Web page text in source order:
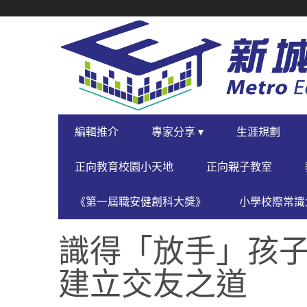
NAVIGATION
PRIMARY
NAVIGATION
編輯推介 專家分享 ▾ 生涯規劃
正向教育校園小天地 正向親子教室
《第一屆職安健創科大獎》 小學校際常
識得「放手」孩
建立交友之道